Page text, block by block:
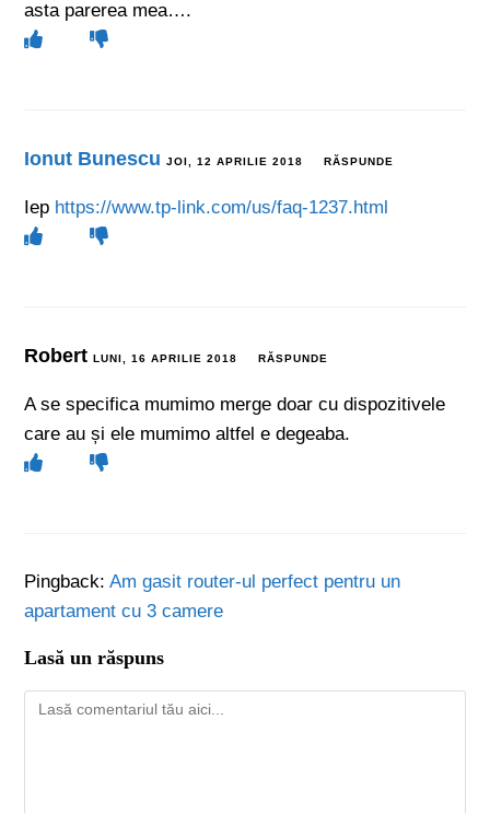
asta parerea mea….
Ionut Bunescu JOI, 12 APRILIE 2018 RĂSPUNDE
Iep https://www.tp-link.com/us/faq-1237.html
RobertLUNI, 16 APRILIE 2018 RĂSPUNDE
A se specifica mumimo merge doar cu dispozitivele
care au și ele mumimo altfel e degeaba.
Pingback:Am gasit router-ul perfect pentru un
apartament cu 3 camere
Lasă un răspuns